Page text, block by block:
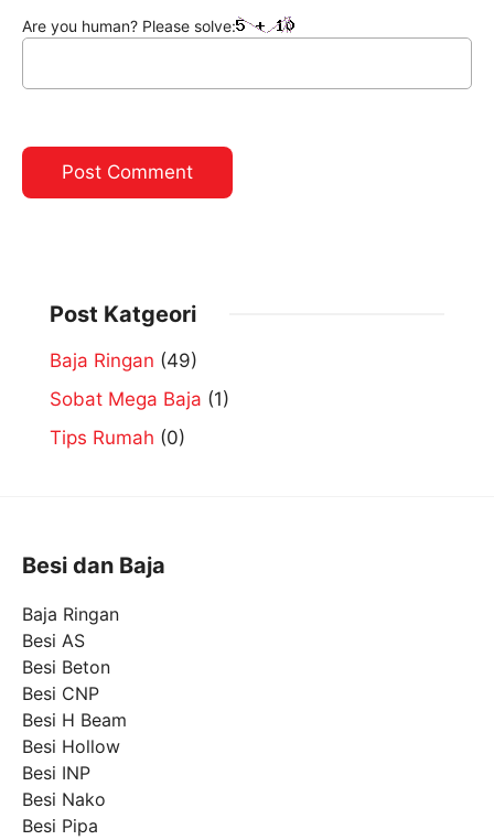
Are you human? Please solve:
Post Katgeori
Baja Ringan (49)
Sobat Mega Baja (1)
Tips Rumah (0)
Besi dan Baja
Baja Ringan
Besi AS
Besi Beton
Besi CNP
Besi H Beam
Besi Hollow
Besi INP
Besi Nako
Besi Pipa